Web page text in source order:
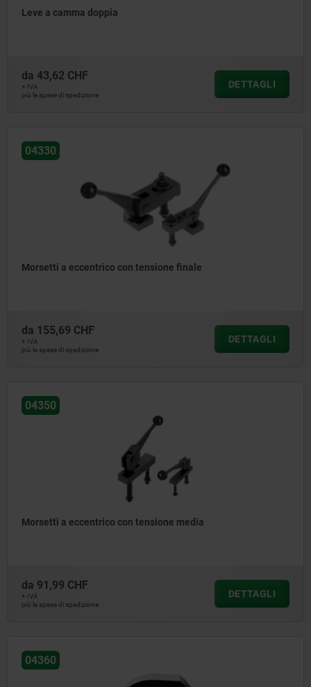
Leve a camma doppia
da 43,62 CHF
+ IVA
più le spese di spedizione
DETTAGLI
04330
Morsetti a eccentrico con tensione finale
da 155,69 CHF
+ IVA
più le spese di spedizione
DETTAGLI
04350
Morsetti a eccentrico con tensione media
da 91,99 CHF
+ IVA
più le spese di spedizione
DETTAGLI
04360